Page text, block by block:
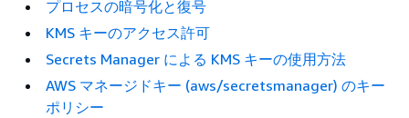
プロセスの暗号化と復号
KMS キーのアクセス許可
Secrets Manager による KMS キーの使用方法
AWS マネージドキー (aws/secretsmanager) のキー
ポリシー